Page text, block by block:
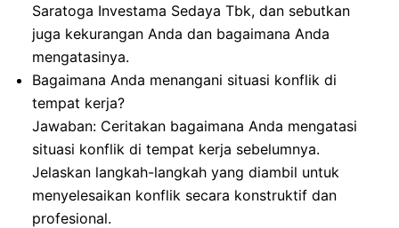
Saratoga Investama Sedaya Tbk, dan sebutkan
juga kekurangan Anda dan bagaimana Anda
mengatasinya.
Bagaimana Anda menangani situasi konflik di
tempat kerja?
Jawaban: Ceritakan bagaimana Anda mengatasi
situasi konflik di tempat kerja sebelumnya.
Jelaskan langkah-langkah yang diambil untuk
menyelesaikan konflik secara konstruktif dan
profesional.